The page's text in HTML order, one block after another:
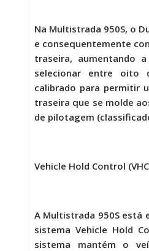
Na Multistrada 950S, o
e consequentemente
traseira, aumentando
selecionar entre oito
calibrado para permitir
traseira que se molde
de pilotagem
Vehicle Hold Control
A Multistrada 950Sestá
sistema Vehicle Hold
sistema mantém o